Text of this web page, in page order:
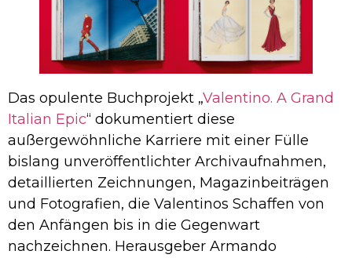
Das opulente Buchprojekt „Valentino. A Grand
Italian Epic“ dokumentiert diese
außergewöhnliche Karriere mit einer Fülle
bislang unveröffentlichter Archivaufnahmen,
detaillierten Zeichnungen, Magazinbeiträgen
und Fotografien, die Valentinos Schaffen von
den Anfängen bis in die Gegenwart
nachzeichnen. Herausgeber Armando